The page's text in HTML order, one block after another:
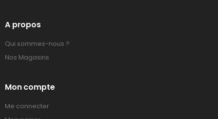
A propos
Qui sommes-nous ?
Nos Magasins
Mon compte
Me connecter